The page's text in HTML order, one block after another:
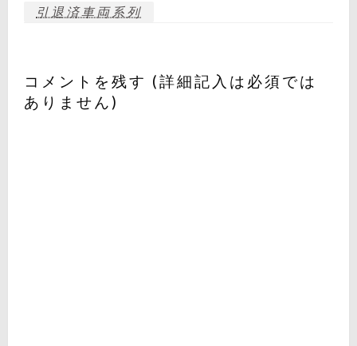
引退済車両系列
コメントを残す (詳細記入は必須では
ありません)